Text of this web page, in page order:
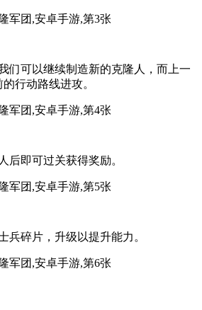
们可以继续制造新的克隆人，而上一
行动路线进攻。
后即可过关获得奖励。
兵碎片，升级以提升能力。